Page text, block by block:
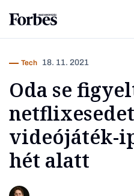
Vagy fedezze
Tech 18. 11. 2021
Oda se
videójáték-
hét alatt